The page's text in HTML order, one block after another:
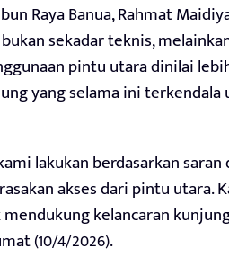
Raya Banua, Rahmat
sekadar teknis,
pintu utara dinilai
yang selama ini
lakukan berdasarkan
akses dari pintu utara.
kelancaran
(10/4/2026).